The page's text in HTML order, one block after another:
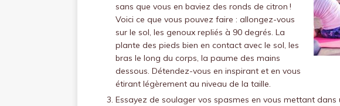
sans que vous en baviez des ronds de citron !
Voici ce que vous pouvez faire : allongez-vous
sur le sol, les genoux repliés à 90 degrés. La
plante des pieds bien en contact avec le sol, les
bras le long du corps, la paume des mains
dessous. Détendez-vous en inspirant et en vous
étirant légèrement au niveau de la taille.
Essayez de soulager vos spasmes en vous mettant dans